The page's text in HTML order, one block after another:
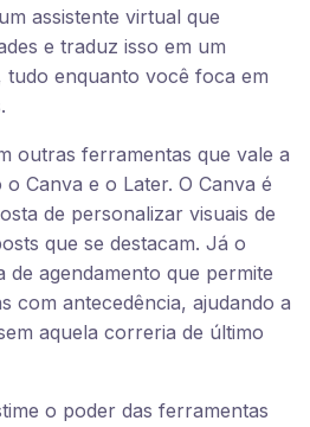
assistente virtual que
e traduz isso em um
tudo enquanto você foca em
outras ferramentas que vale a
Canva e o Later. O Canva é
de personalizar visuais de
que se destacam. Já o
de agendamento que permite
com antecedência, ajudando a
aquela correria de último
o poder das ferramentas